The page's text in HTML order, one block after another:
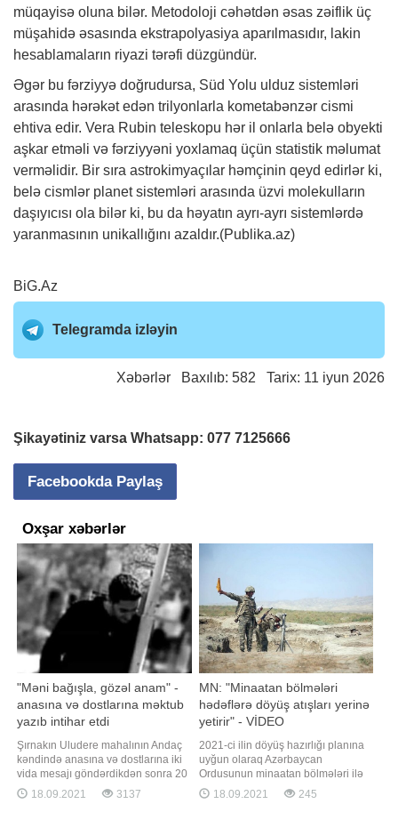
müqayisə oluna bilər. Metodoloji cəhətdən əsas zəiflik üç
müşahidə əsasında ekstrapolyasiya aparılmasıdır, lakin
hesablamaların riyazi tərəfi düzgündür.
Əgər bu fərziyyə doğrudursa, Süd Yolu ulduz sistemləri
arasında hərəkət edən trilyonlarla kometabənzər cismi
ehtiva edir. Vera Rubin teleskopu hər il onlarla belə obyekti
aşkar etməli və fərziyyəni yoxlamaq üçün statistik məlumat
verməlidir. Bir sıra astrokimyaçılar həmçinin qeyd edirlər ki,
belə cismlər planet sistemləri arasında üzvi molekulların
daşıyıcısı ola bilər ki, bu da həyatın ayrı-ayrı sistemlərdə
yaranmasının unikallığını azaldır.(Publika.az)
BiG.Az
Telegramda izləyin
Xəbərlər Baxılıb: 582 Tarix: 11 iyun 2026
Şikayətiniz varsa Whatsapp: 077 7125666
Facebookda Paylaş
Oxşar xəbərlər
"Məni bağışla, gözəl anam" -
anasına və dostlarına məktub
yazıb intihar etdi
Şırnakın Uludere mahalının Andaç
kəndində anasına və dostlarına iki
vida mesajı göndərdikdən sonra 20
yaşlı bir gənc 35 metr yüksəklikdəki
uçurumdan tullanaraq intihar edib.
18.09.2021 3137
MN: "Minaatan bölmələri
hədəflərə döyüş atışları yerinə
yetirir" - VİDEO
2021-ci ilin döyüş hazırlığı planına
uyğun olaraq Azərbaycan
Ordusunun minaatan bölmələri ilə
keçirilən intensiv döyüş hazırlığı
məşğələləri davam edir. Müdafiə
18.09.2021 245